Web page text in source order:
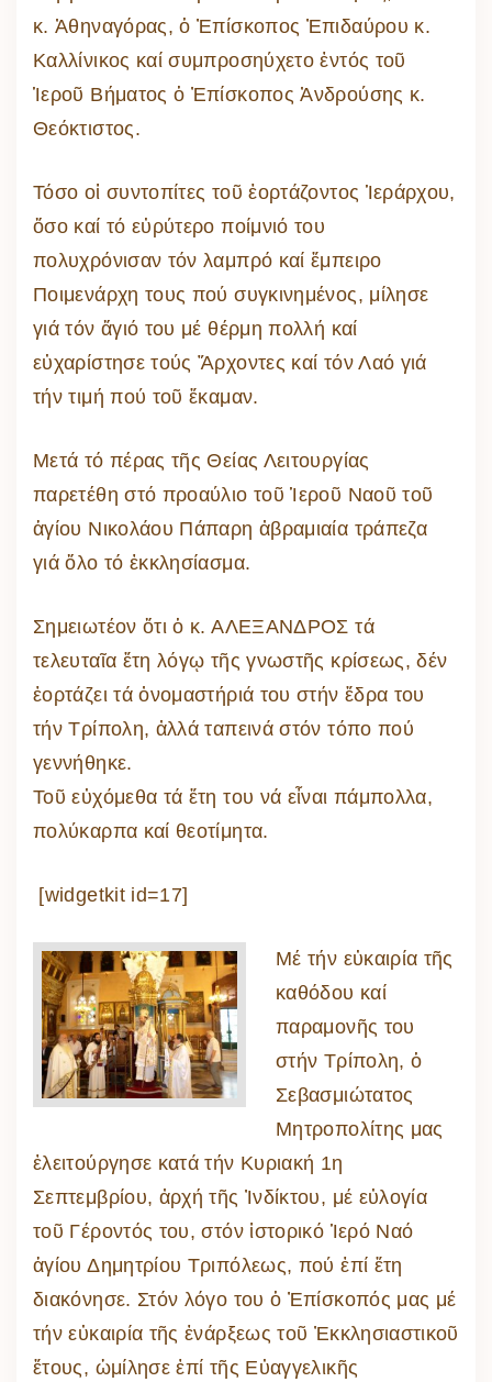
κ. Ἀθηναγόρας, ὁ Ἐπίσκοπος Ἐπιδαύρου κ.
Καλλίνικος καί συμπροσηύχετο ἐντός τοῦ
Ἱεροῦ Βήματος ὁ Ἐπίσκοπος Ἀνδρούσης κ.
Θεόκτιστος.
Τόσο οἱ συντοπίτες τοῦ ἑορτάζοντος Ἱεράρχου,
ὅσο καί τό εὐρύτερο ποίμνιό του
πολυχρόνισαν τόν λαμπρό καί ἔμπειρο
Ποιμενάρχη τους πού συγκινημένος, μίλησε
γιά τόν ἅγιό του μέ θέρμη πολλή καί
εὐχαρίστησε τούς Ἄρχοντες καί τόν Λαό γιά
τήν τιμή πού τοῦ ἔκαμαν.
Μετά τό πέρας τῆς Θείας Λειτουργίας
παρετέθη στό προαύλιο τοῦ Ἱεροῦ Ναοῦ τοῦ
ἁγίου Νικολάου Πάπαρη ἀβραμιαία τράπεζα
γιά ὅλο τό ἐκκλησίασμα.
Σημειωτέον ὅτι ὁ κ. ΑΛΕΞΑΝΔΡΟΣ τά
τελευταῖα ἔτη λόγῳ τῆς γνωστῆς κρίσεως, δέν
ἑορτάζει τά ὀνομαστήριά του στήν ἕδρα του
τήν Τρίπολη, ἀλλά ταπεινά στόν τόπο πού
γεννήθηκε.
Τοῦ εὐχόμεθα τά ἔτη του νά εἶναι πάμπολλα,
πολύκαρπα καί θεοτίμητα.
[widgetkit id=17]
Μέ τήν εὐκαιρία τῆς
καθόδου καί
παραμονῆς του
στήν Τρίπολη, ὁ
Σεβασμιώτατος
Μητροπολίτης μας
ἐλειτούργησε κατά τήν Κυριακή 1η
Σεπτεμβρίου, ἀρχή τῆς Ἰνδίκτου, μέ εὐλογία
τοῦ Γέροντός του, στόν ἱστορικό Ἱερό Ναό
ἁγίου Δημητρίου Τριπόλεως, πού ἐπί ἔτη
διακόνησε. Στόν λόγο του ὁ Ἐπίσκοπός μας μέ
τήν εὐκαιρία τῆς ἐνάρξεως τοῦ Ἐκκλησιαστικοῦ
ἔτους, ὡμίλησε ἐπί τῆς Εὐαγγελικῆς